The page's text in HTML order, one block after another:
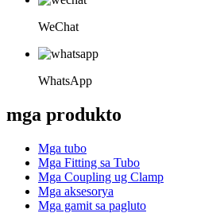
WeChat
WhatsApp
mga produkto
Mga tubo
Mga Fitting sa Tubo
Mga Coupling ug Clamp
Mga aksesorya
Mga gamit sa pagluto